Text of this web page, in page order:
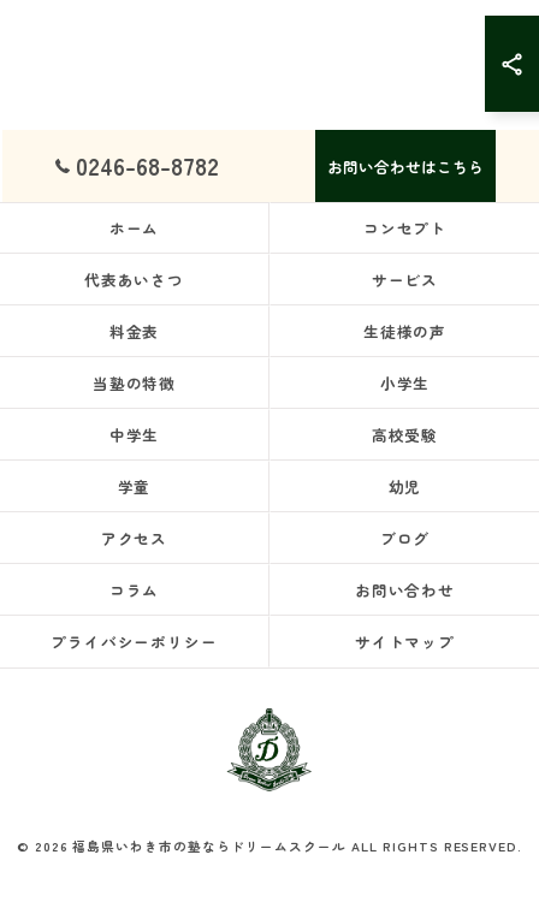
0246-68-8782 お問い合わせはこちら
ホーム コンセプト
代表あいさつ サービス
料金表 生徒様の声
当塾の特徴 小学生
中学生 高校受験
学童 幼児
アクセス ブログ
コラム お問い合わせ
プライバシーポリシー サイトマップ
© 2026 福島県いわき市の塾ならドリームスクール ALL RIGHTS RESERVED.